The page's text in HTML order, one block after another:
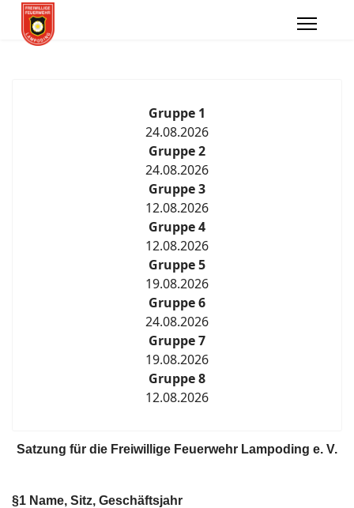
Gruppe 1
24.08.2026
Gruppe 2
24.08.2026
Gruppe 3
12.08.2026
Gruppe 4
12.08.2026
Gruppe 5
19.08.2026
Gruppe 6
24.08.2026
Gruppe 7
19.08.2026
Gruppe 8
12.08.2026
Satzung für die Freiwillige Feuerwehr Lampoding e. V.
§1 Name, Sitz, Geschäftsjahr